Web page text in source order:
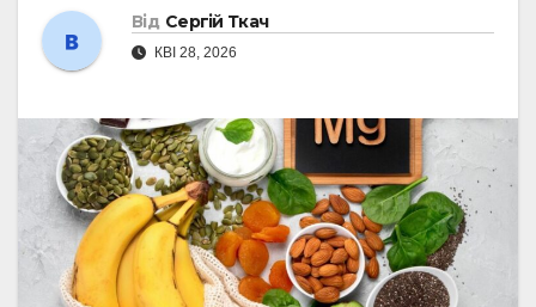
Від Сергій Ткач
КВІ 28, 2026